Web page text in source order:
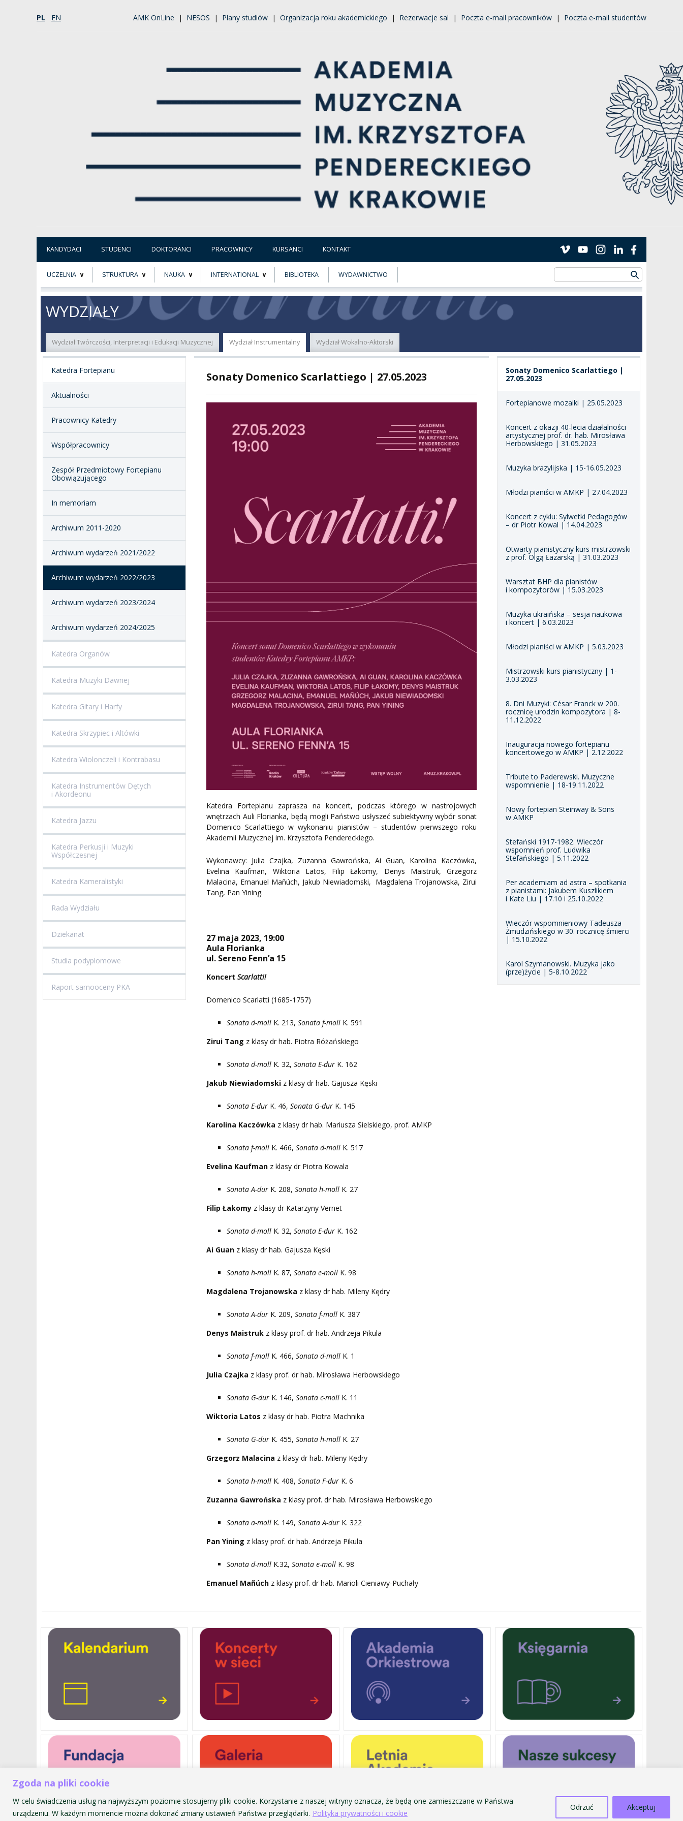
Zgoda na pliki cookie
W celu świadczenia usług na najwyższym poziomie stosujemy pliki cookie. Korzystanie z naszej witryny oznacza, że będą one zamieszczane w Państwa
urządzeniu. W każdym momencie można dokonać zmiany ustawień Państwa przeglądarki. Polityka prywatności i cookie
Odrzuć Akceptuj
PL EN AMK OnLine | NESOS | Plany studiów | Organizacja roku akademickiego | Rezerwacje sal | Poczta e-mail pracowników | Poczta e-mail studentów
KANDYDACI STUDENCI DOKTORANCI PRACOWNICY KURSANCI KONTAKT
UCZELNIA
KADRA PEDAGOGICZNA
PROFESURY HONOROWE
EXCELLENCE IN TEACHING
MAGNUS IN DOCTRINA
ORKIESTRY AKADEMICKIE
BRANDBOOK
DOSTĘPNOŚĆ
STRUKTURA
ORGANY UCZELNI
WYDZIAŁY
ZESPÓŁ DYDAKTYCZNY
PENDERECKI ACADEMY
DOM STUDENCKI
NAUKA
PROJEKTY BADAWCZE
JAKOŚĆ KSZTAŁCENIA
NOSTRYFIKACJA
DYPLOMÓW
NOSTRYFIKACJA STOPNI
DRUGIEJ KATEGORII
INTERNATIONAL
ERASMUS+
BIBLIOTEKA WYDAWNICTWO
WYDZIAŁY
Wydział Twórczości, Interpretacji i Edukacji Muzycznej Wydział Instrumentalny Wydział Wokalno-Aktorski
Katedra Fortepianu
Aktualności
Pracownicy Katedry
Współpracownicy
Zespół Przedmiotowy Fortepianu
Obowiązującego
In memoriam
Archiwum 2011-2020
Archiwum wydarzeń 2021/2022
Archiwum wydarzeń 2022/2023
Archiwum wydarzeń 2023/2024
Archiwum wydarzeń 2024/2025
Katedra Organów
Katedra Muzyki Dawnej
Katedra Gitary i Harfy
Katedra Skrzypiec i Altówki
Katedra Wiolonczeli i Kontrabasu
Katedra Instrumentów Dętych
i Akordeonu
Katedra Jazzu
Katedra Perkusji i Muzyki
Współczesnej
Katedra Kameralistyki
Rada Wydziału
Dziekanat
Studia podyplomowe
Raport samooceny PKA
Sonaty Domenico Scarlattiego |
27.05.2023
Fortepianowe mozaiki | 25.05.2023
Koncert z okazji 40-lecia działalności
artystycznej prof. dr. hab. Mirosława
Herbowskiego | 31.05.2023
Muzyka brazylijska | 15-16.05.2023
Młodzi pianiści w AMKP | 27.04.2023
Koncert z cyklu: Sylwetki Pedagogów
– dr Piotr Kowal | 14.04.2023
Otwarty pianistyczny kurs mistrzowski
z prof. Olgą Łazarską | 31.03.2023
Warsztat BHP dla pianistów
i kompozytorów | 15.03.2023
Muzyka ukraińska – sesja naukowa
i koncert | 6.03.2023
Młodzi pianiści w AMKP | 5.03.2023
Mistrzowski kurs pianistyczny | 1-
3.03.2023
8. Dni Muzyki: César Franck w 200.
rocznicę urodzin kompozytora | 8-
11.12.2022
Inauguracja nowego fortepianu
koncertowego w AMKP | 2.12.2022
Tribute to Paderewski. Muzyczne
wspomnienie | 18-19.11.2022
Nowy fortepian Steinway & Sons
w AMKP
Stefański 1917-1982. Wieczór
wspomnień prof. Ludwika
Stefańskiego | 5.11.2022
Per academiam ad astra – spotkania
z pianistami: Jakubem Kuszlikiem
i Kate Liu | 17.10 i 25.10.2022
Wieczór wspomnieniowy Tadeusza
Żmudzińskiego w 30. rocznicę śmierci
| 15.10.2022
Karol Szymanowski. Muzyka jako
(prze)życie | 5-8.10.2022
Sonaty Domenico Scarlattiego | 27.05.2023
Katedra Fortepianu zaprasza na koncert, podczas którego w nastrojowych
wnętrzach Auli Florianka, będą mogli Państwo usłyszeć subiektywny wybór sonat
Domenico Scarlattiego w wykonaniu pianistów – studentów pierwszego roku
Akademii Muzycznej im. Krzysztofa Pendereckiego.
Wykonawcy: Julia Czajka, Zuzanna Gawrońska, Ai Guan, Karolina Kaczówka,
Evelina Kaufman, Wiktoria Latos, Filip Łakomy, Denys Maistruk, Grzegorz
Malacina, Emanuel Mañúch, Jakub Niewiadomski, Magdalena Trojanowska, Zirui
Tang, Pan Yining.
27 maja 2023, 19:00
Aula Florianka
ul. Sereno Fenn’a 15
Koncert Scarlatti!
Domenico Scarlatti (1685-1757)
Sonata d-moll K. 213,Sonata f-moll K. 591
Zirui Tang z klasy dr hab. Piotra Różańskiego
Sonata d-moll K. 32,Sonata E-dur K. 162
Jakub Niewiadomski z klasy dr hab. Gajusza Kęski
Sonata E-dur K. 46,Sonata G-dur K. 145
Karolina Kaczówka z klasy dr hab. Mariusza Sielskiego, prof. AMKP
Sonata f-moll K. 466,Sonata d-moll K. 517
Evelina Kaufman z klasy dr Piotra Kowala
Sonata A-dur K. 208,Sonata h-moll K. 27
Filip Łakomy z klasy dr Katarzyny Vernet
Sonata d-moll K. 32,Sonata E-dur K. 162
Ai Guan z klasy dr hab. Gajusza Kęski
Sonata h-moll K. 87,Sonata e-moll K. 98
Magdalena Trojanowska z klasy dr hab. Mileny Kędry
Sonata A-dur K. 209,Sonata f-moll K. 387
Denys Maistruk z klasy prof. dr hab. Andrzeja Pikula
Sonata f-moll K. 466,Sonata d-moll K. 1
Julia Czajka z klasy prof. dr hab. Mirosława Herbowskiego
Sonata G-dur K. 146,Sonata c-moll K. 11
Wiktoria Latos z klasy dr hab. Piotra Machnika
Sonata G-dur K. 455,Sonata h-moll K. 27
Grzegorz Malacina z klasy dr hab. Mileny Kędry
Sonata h-moll K. 408,Sonata F-dur K. 6
Zuzanna Gawrońska z klasy prof. dr hab. Mirosława Herbowskiego
Sonata a-moll K. 149,Sonata A-dur K. 322
Pan Yining z klasy prof. dr hab. Andrzeja Pikula
Sonata d-moll K.32,Sonata e-moll K. 98
Emanuel Mañúch z klasy prof. dr hab. Marioli Cieniawy-Puchały